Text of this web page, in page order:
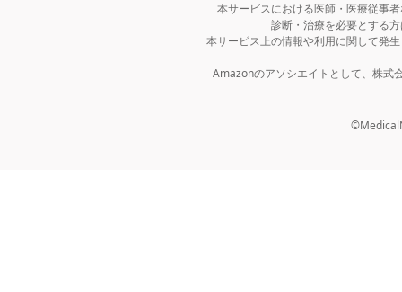
本サービスにおける医師・医療従事
診断・治療を必要とする
本サービス上の情報や利用に関して発
Amazonのアソシエイトとして、株式